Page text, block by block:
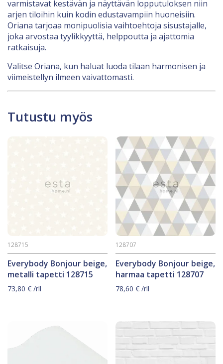
varmistavat kestävän ja näyttävän lopputuloksen niin
arjen tiloihin kuin kodin edustavampiin huoneisiin.
Oriana tarjoaa monipuolisia vaihtoehtoja sisustajalle,
joka arvostaa tyylikkyyttä, helppoutta ja ajattomia
ratkaisuja.
Valitse Oriana, kun haluat luoda tilaan harmonisen ja
viimeistellyn ilmeen vaivattomasti.
Tutustu myös
Everybody Bonjour beige,
metalli tapetti 128715
128715
73,80 € /rll
Everybody Bonjour beige,
harmaa tapetti 128707
128707
78,60€ /rll